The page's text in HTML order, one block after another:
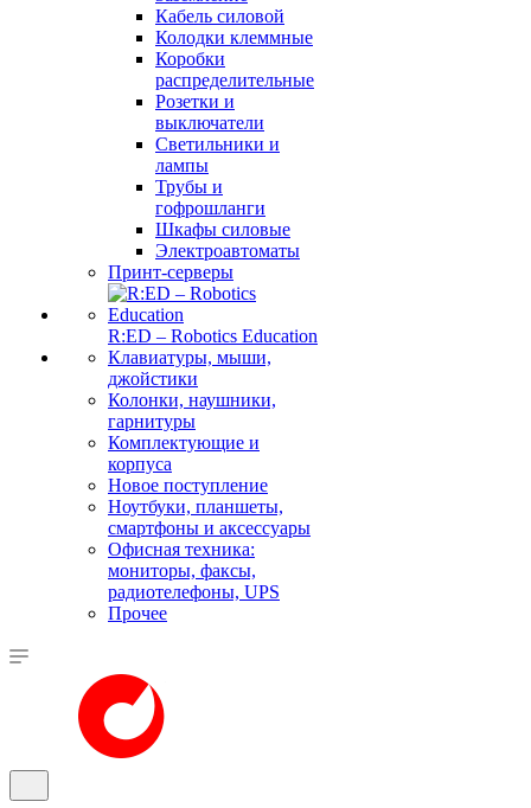
Кабель силовой
Колодки клеммные
Коробки
распределительные
Розетки и
выключатели
Светильники и
лампы
Трубы и
гофрошланги
Шкафы силовые
Электроавтоматы
Принт-серверы
R:ED – Robotics Education
Клавиатуры, мыши,
джойстики
Колонки, наушники,
гарнитуры
Комплектующие и
корпуса
Новое поступление
Ноутбуки, планшеты,
смартфоны и аксессуары
Офисная техника:
мониторы, факсы,
радиотелефоны, UPS
Прочее